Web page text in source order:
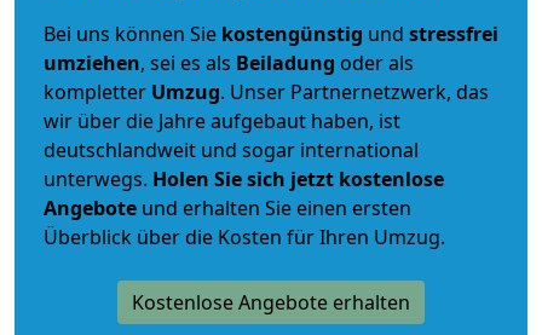
Bei uns können Sie kostengünstig und stressfrei
umziehen, sei es als Beiladung oder als
kompletter Umzug. Unser Partnernetzwerk, das
wir über die Jahre aufgebaut haben, ist
deutschlandweit und sogar international
unterwegs. Holen Sie sich jetzt kostenlose
Angebote und erhalten Sie einen ersten
Überblick über die Kosten für Ihren Umzug.
Kostenlose Angebote erhalten